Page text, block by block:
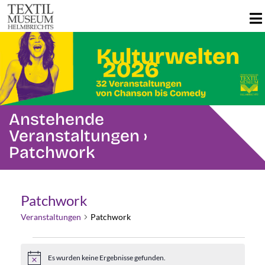
Anstehende
Veranstaltungen ›
Patchwork
Patchwork
Veranstaltungen Patchwork
Veranstaltungen
HinweisEs wurden keine Ergebnisse gefunden.